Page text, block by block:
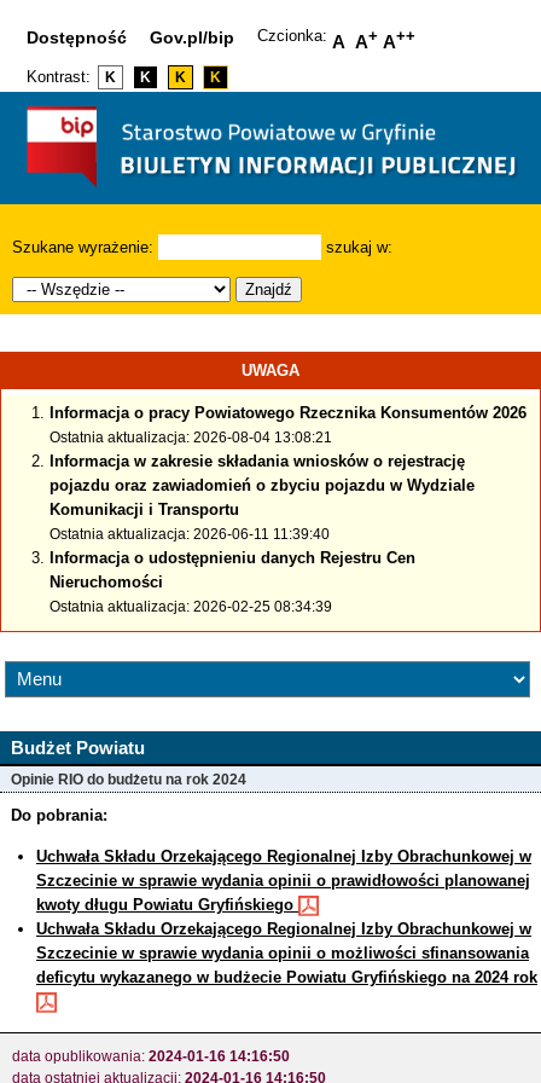
Dostępność Gov.pl/bip Czcionka: A A+ A++
Kontrast: K K K K
Szukane wyrażenie: szukaj w:
Znajdź
UWAGA
Informacja o pracy Powiatowego Rzecznika Konsumentów 2026
Ostatnia aktualizacja: 2026-08-04 13:08:21
Informacja w zakresie składania wniosków o rejestrację
pojazdu oraz zawiadomień o zbyciu pojazdu w Wydziale
Komunikacji i Transportu
Ostatnia aktualizacja: 2026-06-11 11:39:40
Informacja o udostępnieniu danych Rejestru Cen
Nieruchomości
Ostatnia aktualizacja: 2026-02-25 08:34:39
Budżet Powiatu
Opinie RIO do budżetu na rok 2024
Do pobrania:
Uchwała Składu Orzekającego Regionalnej Izby Obrachunkowej w
Szczecinie w sprawie wydania opinii o prawidłowości planowanej
kwoty długu Powiatu Gryfińskiego
Uchwała Składu Orzekającego Regionalnej Izby Obrachunkowej w
Szczecinie w sprawie wydania opinii o możliwości sfinansowania
deficytu wykazanego w budżecie Powiatu Gryfińskiego na 2024 rok
data opublikowania: 2024-01-16 14:16:50
data ostatniej aktualizacji: 2024-01-16 14:16:50